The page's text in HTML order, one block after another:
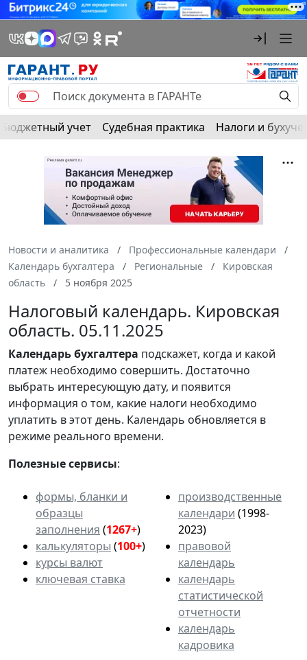
Бюджетный учет Судебная практика Налоги и
Новости и аналитика
Профессиональные календари
Календарь бухгалтера
Региональные
Кировская
область
5 ноября 2025
Налоговый календарь. Кировская
область. 05.11.2025
Календарьбухгалтера подскажет, когда и какой
платеж необходимо совершить. Достаточно
выбрать интересующую дату, и появится
информация о том, какие налоги необходимо
уплатить в этот день. Календарь обновляется в
режиме реального времени.
Полезные сервисы:
формы, бланки и
образцы
заполнения (1267+)
калькуляторы (100+)
курсы валют
ключевая ставка
производственные
календари (1998-
2023)
правовой
календарь
календарь
статистической
отчетности
календарь
кадровика